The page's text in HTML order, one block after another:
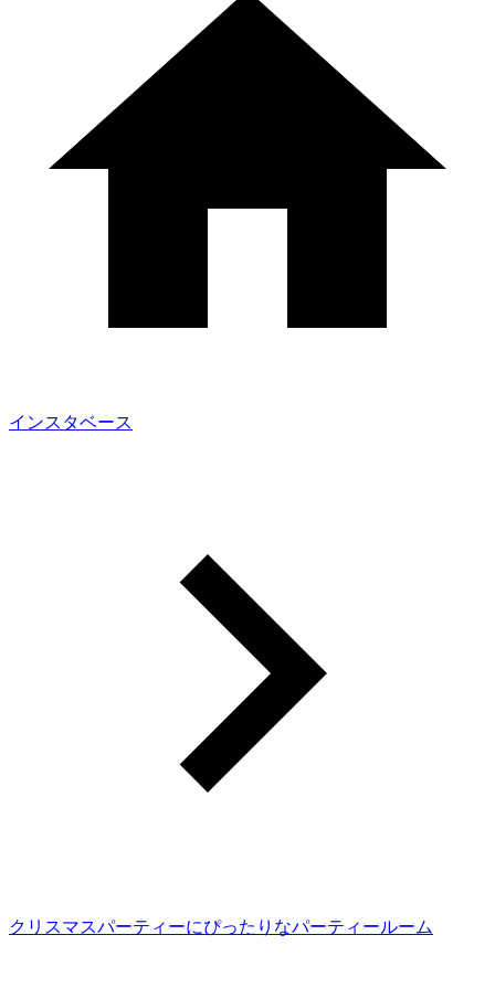
インスタベース
クリスマスパーティーにぴったりなパーティールーム